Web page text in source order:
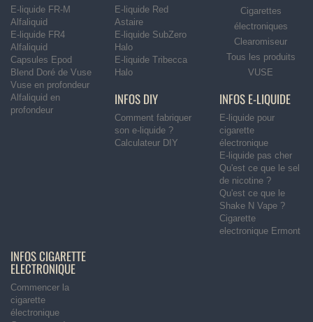
E-liquide FR-M
Alfaliquid
E-liquide FR4
Alfaliquid
Capsules Epod
Blend Doré de Vuse
Vuse en profondeur
Alfaliquid en
profondeur
E-liquide Red
Astaire
E-liquide SubZero
Halo
E-liquide Tribecca
Halo
Cigarettes
électroniques
Clearomiseur
Tous les produits
VUSE
INFOS DIY
Comment fabriquer
son e-liquide ?
Calculateur DIY
INFOS E-LIQUIDE
E-liquide pour
cigarette
électronique
E-liquide pas cher
Qu'est ce que le sel
de nicotine ?
Qu'est ce que le
Shake N Vape ?
Cigarette
electronique Ermont
INFOS CIGARETTE
ELECTRONIQUE
Commencer la
cigarette
électronique